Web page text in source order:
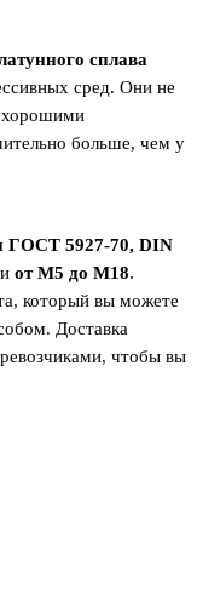
сплава
сред. Они не
хорошими
больше, чем у
ГОСТ 5927-70, DIN
от М5 до М18.
который вы можете
Доставка
чтобы вы